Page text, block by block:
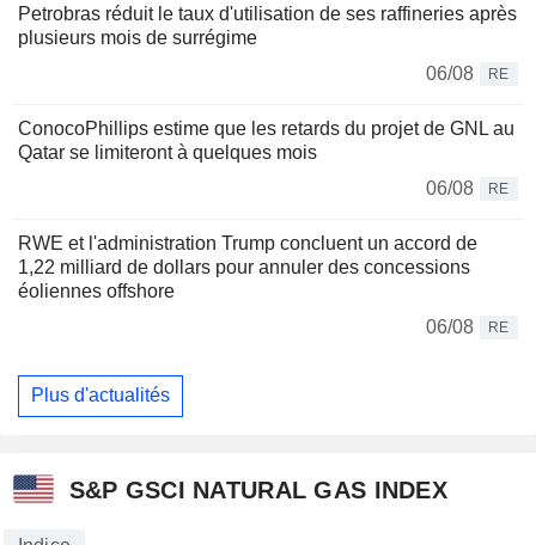
Petrobras réduit le taux d'utilisation de ses raffineries après
plusieurs mois de surrégime
06/08
RE
ConocoPhillips estime que les retards du projet de GNL au
Qatar se limiteront à quelques mois
06/08
RE
RWE et l'administration Trump concluent un accord de
1,22 milliard de dollars pour annuler des concessions
éoliennes offshore
06/08
RE
Plus d'actualités
S&P GSCI NATURAL GAS INDEX